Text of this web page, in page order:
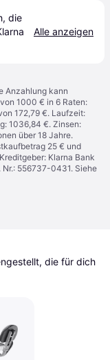
die
Alle anzeigen
Anzahlung kann
1000 € in 6 Raten:
172,79 €. Laufzeit:
1036,84 €. Zinsen:
über 18 Jahre.
25 € und
Klarna Bank
Nr.: 556737-0431. Siehe
die für dich